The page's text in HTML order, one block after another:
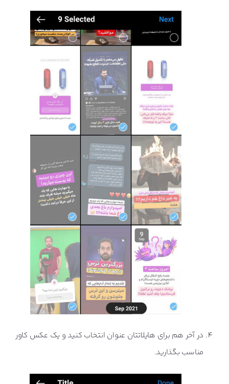
در آخر هم برای هایلاتتان عنوان انتخاب کنید و یک عکس کاور
مناسب بگذارید.